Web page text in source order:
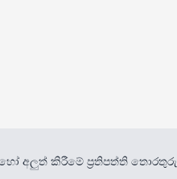
අලුත් කිරීමේ ප්‍රතිපත්ති තොරතුරු